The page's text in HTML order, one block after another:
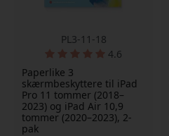
PL3-11-18
4.6
Paperlike 3
skærmbeskyttere til iPad
Pro 11 tommer (2018–
2023) og iPad Air 10,9
tommer (2020–2023), 2-
pak